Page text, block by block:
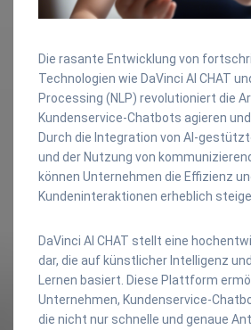
Die rasante Entwicklung von
Technologien wie DaVinci AI CHAT
Processing (NLP) revolutioniert die
Kundenservice-Chatbots agieren
Durch die Integration von AI-
und der Nutzung von
können Unternehmen die Effizienz
Kundeninteraktionen erheblich
DaVinci AI CHAT stellt eine
dar, die auf künstlicher Intelligenz
Lernen basiert. Diese Plattform
Unternehmen, Kundenservice-
die nicht nur schnelle und genaue